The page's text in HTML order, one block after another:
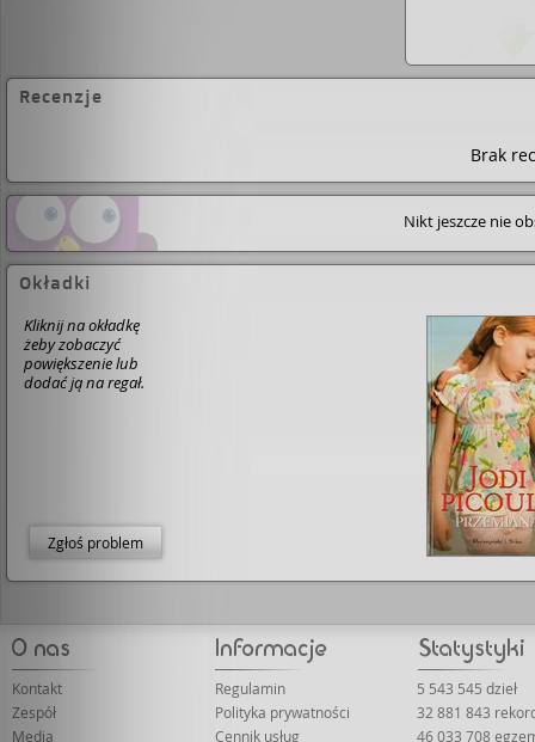
Recenzje
Brak
Nikt jeszcze nie
Okładki
Kliknij na okładkę
żeby zobaczyć
powiększenie lub
dodać ją na regał.
Zgłoś problem
Kontakt
Zespół
Media
Regulamin
Polityka prywatności
Cennik usług
5 543 545 dzieł
32 881 843
46 033 708